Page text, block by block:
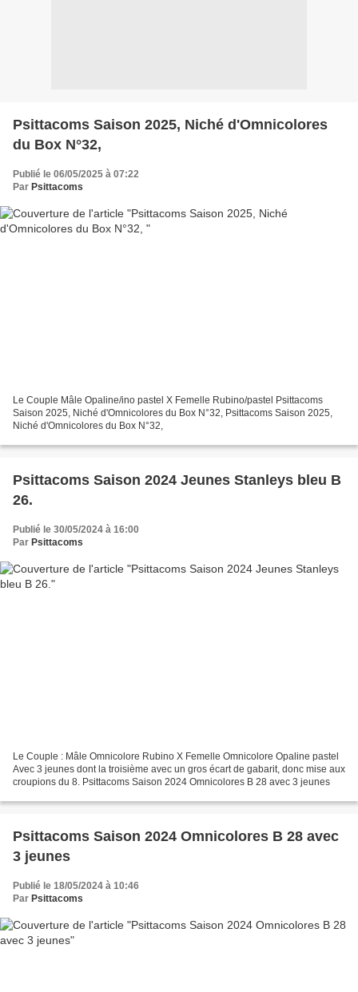
Psittacoms Saison 2025, Niché d'Omnicolores
du Box N°32,
Publié le 06/05/2025 à 07:22
Par Psittacoms
Le Couple Mâle Opaline/ino pastel X Femelle Rubino/pastel Psittacoms
Saison 2025, Niché d'Omnicolores du Box N°32, Psittacoms Saison 2025,
Niché d'Omnicolores du Box N°32,
Psittacoms Saison 2024 Jeunes Stanleys bleu B
26.
Publié le 30/05/2024 à 16:00
Par Psittacoms
Le Couple : Mâle Omnicolore Rubino X Femelle Omnicolore Opaline pastel
Avec 3 jeunes dont la troisième avec un gros écart de gabarit, donc mise aux
croupions du 8. Psittacoms Saison 2024 Omnicolores B 28 avec 3 jeunes
Psittacoms Saison 2024 Omnicolores B 28 avec
3 jeunes
Publié le 18/05/2024 à 10:46
Par Psittacoms